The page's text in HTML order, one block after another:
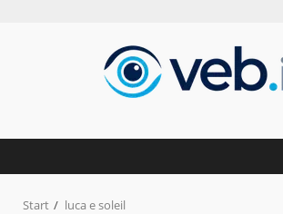
Start luca e soleil